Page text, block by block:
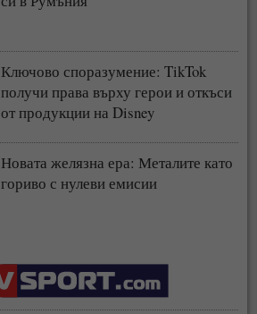
Ключово споразумение: TikTok
получи права върху герои и откъси
от продукции на Disney
Новата желязна ера: Металите като
гориво с нулеви емисии